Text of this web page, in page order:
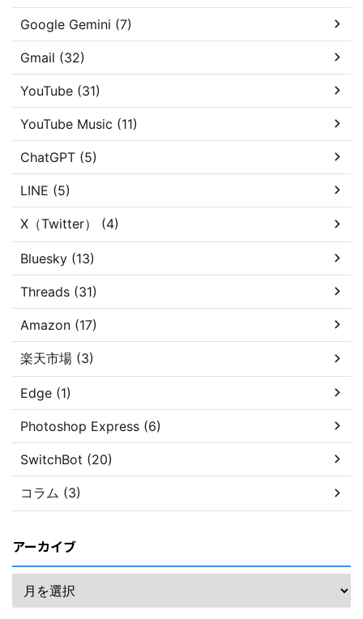
Google Gemini (7)
Gmail (32)
YouTube (31)
YouTube Music (11)
ChatGPT (5)
LINE (5)
X（Twitter） (4)
Bluesky (13)
Threads (31)
Amazon (17)
楽天市場 (3)
Edge (1)
Photoshop Express (6)
SwitchBot (20)
コラム (3)
アーカイブ